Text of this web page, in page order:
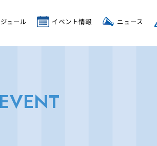
ュール イベント情報 ニュース
EVENT